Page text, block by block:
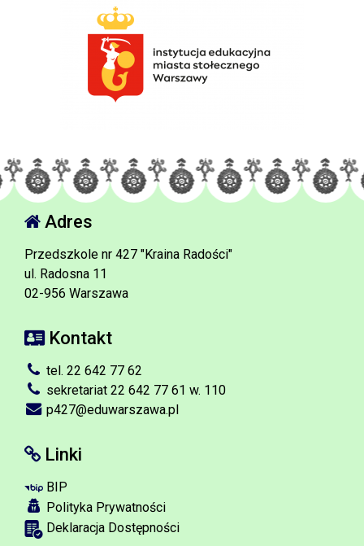
Adres
Przedszkole nr 427 "Kraina Radości"
ul. Radosna 11
02-956 Warszawa
Kontakt
tel. 22 642 77 62
sekretariat 22 642 77 61 w. 110
p427@eduwarszawa.pl
Linki
BIP
Polityka Prywatności
Deklaracja Dostępności